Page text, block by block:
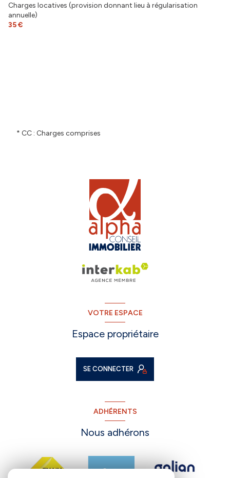
Charges locatives (provision donnant lieu à régularisation
annuelle)
35 €
* CC : Charges comprises
VOTRE ESPACE
Espace propriétaire
SE CONNECTER
ADHÉRENTS
Nous adhérons